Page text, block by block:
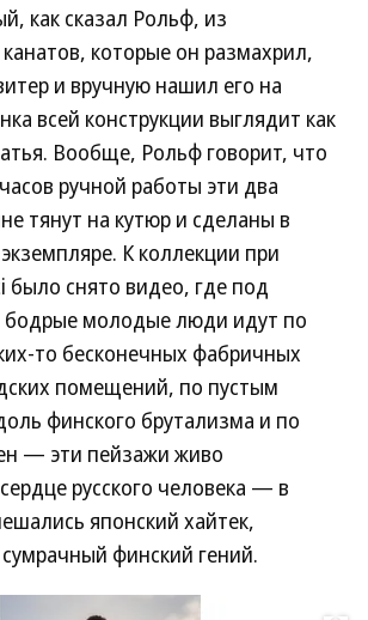
как сказал Рольф, из
которые он размахрил,
и вручную нашил его на
всей конструкции выглядит как
Вообще, Рольф говорит, что
ручной работы эти два
тянут на кутюр и сделаны в
К коллекции при
снято видео, где под
бодрые молодые люди идут по
то бесконечных фабричных
помещений, по пустым
финского брутализма и по
— эти пейзажи живо
русского человека — в
японский хайтек,
финский гений.